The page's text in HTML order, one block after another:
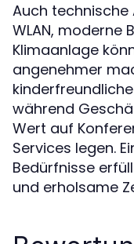
Auch technische
WLAN, moderne
Klimaanlage
angenehmer
während
Wert auf
Services legen.
Bedürfnisse
und erholsame